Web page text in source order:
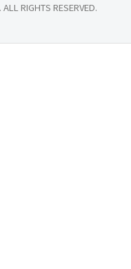
RIGHTS RESERVED.